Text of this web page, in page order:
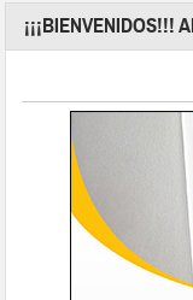
¡¡¡BIENVENIDOS!!!